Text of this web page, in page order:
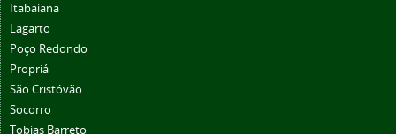
Itabaiana
Lagarto
Poço Redondo
Propriá
São Cristóvão
Socorro
Tobias Barreto